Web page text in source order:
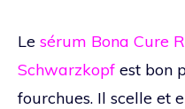
Le sérum Bona Cure
Schwarzkopf est bon
fourchues. Il scelle et